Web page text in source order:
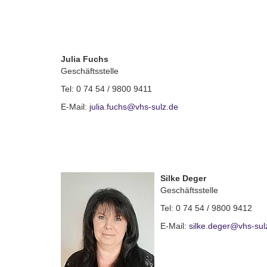
Julia Fuchs
Geschäftsstelle
Tel: 0 74 54 / 9800 9411
E-Mail: julia.fuchs@vhs-sulz.de
Silke Deger
Geschäftsstelle
Tel: 0 74 54 / 9800 9412
E-Mail: silke.deger@vhs-